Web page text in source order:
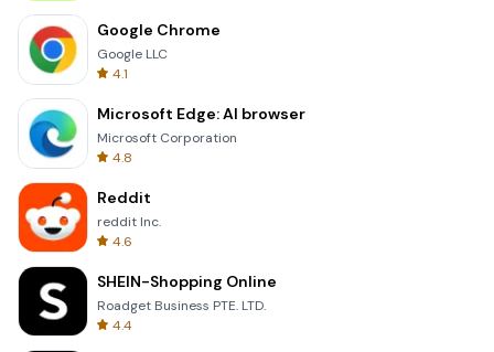
Google Chrome
Google LLC
4.1
Microsoft Edge: AI browser
Microsoft Corporation
4.8
Reddit
reddit Inc.
4.6
SHEIN-Shopping Online
Roadget Business PTE. LTD.
4.4